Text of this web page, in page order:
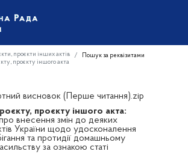
проєкти інших актів
Пошук за реквізитами
проєкту іншого акта
висновок (Перше читання).zip
проєкту іншого акта:
внесення змін до деяких
України щодо удосконалення
та протидії домашньому
за ознакою статі